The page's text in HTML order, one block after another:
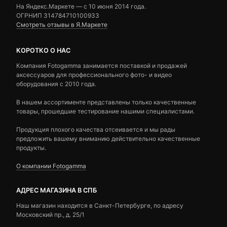
На Яндекс.Маркете — c 10 июня 2014 года.
ОГРНИП 314784710100933
Смотреть отзывы в Я.Маркете
КОРОТКО О НАС
Компания Fotogamma занимается поставкой и продажей
аксессуаров для профессионального фото- и видео
оборудования с 2010 года.
В нашем ассортименте представлены только качественные
товары, прошедшие тестирование нашими специалистами.
Продукция плохого качества отсеивается и мы рады
предложить вашему вниманию действительно качественные
продукты.
О компании Fotogamma
АДРЕС МАГАЗИНА В СПБ
Наш магазин находится в Санкт-Петербурге, по адресу
Московский пр., д. 25/1